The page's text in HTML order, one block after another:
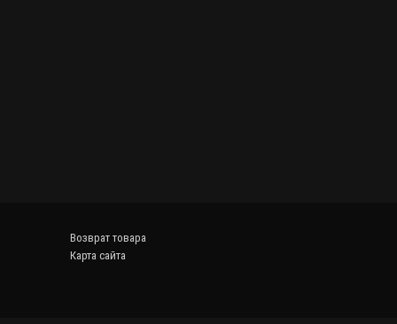
Возврат товара
Карта сайта